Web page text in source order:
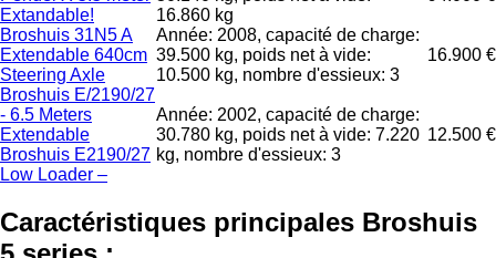
Extandable!
16.860 kg
Broshuis 31N5 A
Extendable 640cm
Steering Axle
Année: 2008, capacité de charge:
39.500 kg, poids net à vide:
10.500 kg, nombre d'essieux: 3
16.900 €
Broshuis E/2190/27
- 6.5 Meters
Extendable
Broshuis E2190/27
Low Loader –
Année: 2002, capacité de charge:
30.780 kg, poids net à vide: 7.220
kg, nombre d'essieux: 3
12.500 €
Caractéristiques principales Broshuis